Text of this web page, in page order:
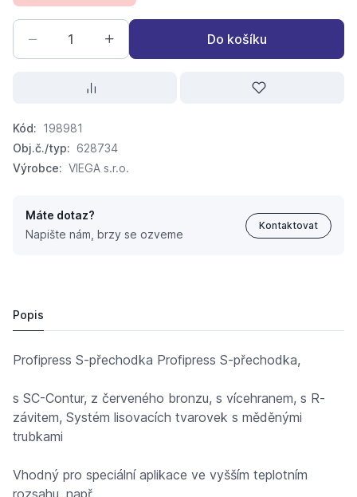
Do košíku
Kód: 198981
Obj.č./typ: 628734
Výrobce: VIEGA s.r.o.
Máte dotaz?
Napište nám, brzy se ozveme
Kontaktovat
Popis
Profipress S-přechodka Profipress S-přechodka,
s SC-Contur, z červeného bronzu, s vícehranem, s R-
závitem, Systém lisovacích tvarovek s měděnými
trubkami
Vhodný pro speciální aplikace ve vyšším teplotním